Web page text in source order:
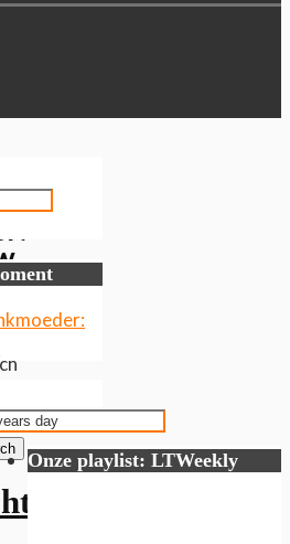
Onze playlist: LTWeekly